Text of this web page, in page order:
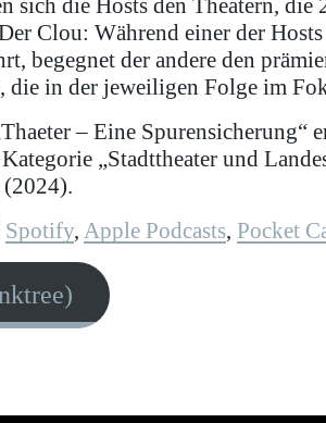
sich die Hosts den Theatern,
Clou: Während einer der
begegnet der andere den
die in der jeweiligen Folge im
– Eine
„Stadttheater und
(2024).
Spotify, Apple Podcasts, Pocket